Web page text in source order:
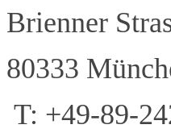
Brienner
80333
T: +49-89-